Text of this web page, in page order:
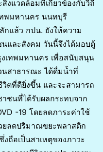
งแวดล้อมที่เกี่ยวข้องกับวิถี
พมหานคร นนทบุรี
กแล้ว กปน. ยังให้ความ
และสังคม วันนี้จึงได้มอบตู้
เทพมหานคร เพื่อสนับสนุน
สาธารณะ ได้ดื่มน้ำที่
ตที่ดียิ่งขึ้น และจะสามารถ
าชนที่ได้รับผลกระทบจาก
-19 โดยลดภาระค่าใช้
ยลดปริมาณขยะพลาสติก
ถือเป็นสาเหตุของภาวะ